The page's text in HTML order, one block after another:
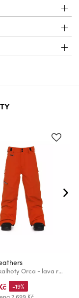
Dětské kalhoty Orca - lava red
-19%